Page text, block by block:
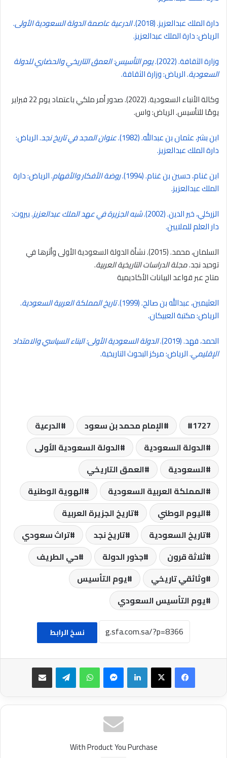
دارة الملك عبدالعزيز. (2018).
الدرعية عاصمة الدولة السعودية الأولى.
الرياض: دارة الملك عبدالعزيز.
وزارة الثقافة. (2022).
يوم التأسيس: العمق التاريخي والحضاري للدولة
السعودية. الرياض: وزارة الثقافة.
وكالة الأنباء السعودية. (2022). صدور أمر ملكي باعتماد يوم 22 فبراير
يومًا للتأسيس. الرياض: واس.
ابن بشر، عثمان بن عبدالله. (1982).
عنوان المجد في تاريخ نجد. الرياض:
دارة الملك عبدالعزيز.
ابن غنام، حسين بن غنام. (1994).
روضة الأفكار والأفهام. الرياض: دارة
الملك عبدالعزيز.
الزركلي، خير الدين. (2002).
شبه الجزيرة في عهد الملك عبدالعزيز. بيروت:
دار العلم للملايين.
السلمان، محمد. (2015). نشأة الدولة السعودية الأولى وأثرها في
توحيد نجد.مجلة الدراسات التاريخية العربية.
متاح عبر قواعد البيانات الأكاديمية
العثيمين، عبدالله بن صالح. (1999).
تاريخ المملكة العربية السعودية.
الرياض: مكتبة العبيكان.
الحمد، فهد. (2019).
الدولة السعودية الأولى: البناء السياسي والامتداد
الإقليمي. الرياض: مركز البحوث التاريخية.
1727 الإمام محمد بن سعود
الدرعية
الدولة السعودية
الدولة السعودية الأولى
السعودية
العمق التاريخي
المملكة العربية السعودية
الهوية الوطنية
اليوم الوطني
تاريخ الجزيرة العربية
تاريخ السعودية
تاريخ نجد
تراث سعودي
ثلاثة قرون
جذور الدولة
حي الطريف
وثائقي تاريخي
يوم التأسيس
يوم التأسيس السعودي
نسخ الرابط
فيسبوك لينكدإن واتساب تيلقرام
With Product You Purchase